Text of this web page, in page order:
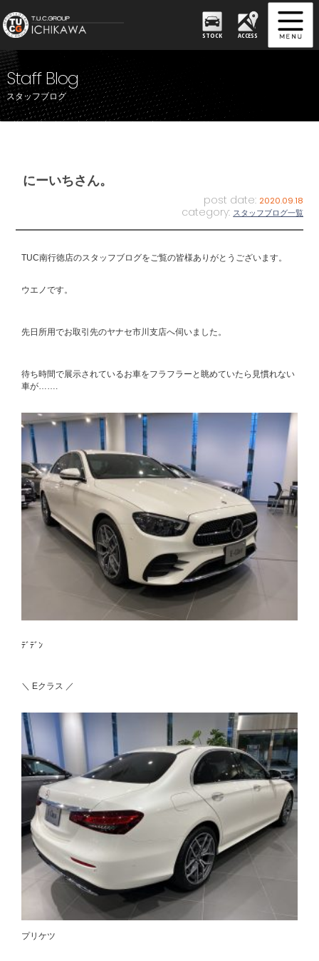
STOCK ACCESS
Staff Blog
スタッフブログ
にーいちさん。
post date: 2020.09.18
category: スタッフブログ一覧
TUC南行徳店のスタッフブログをご覧の皆様ありがとうございます。
ウエノです。
先日所用でお取引先のヤナセ市川支店へ伺いました。
待ち時間で展示されているお車をフラフラーと眺めていたら見慣れない
車が…….
ﾃﾞﾃﾞﾝ
＼ Eクラス ／
プリケツ